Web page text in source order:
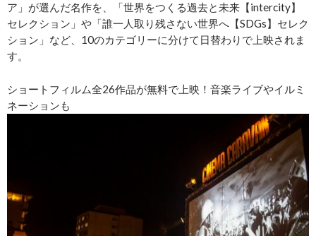
ア」が選んだ名作を、「世界をつくる過去と未来【intercity】
セレクション」や「誰一人取り残さない世界へ【SDGs】セレク
ション」など、10のカテゴリーに分けて日替わりで上映されま
す。
ショートフィルム全26作品が無料で上映！音楽ライブやイルミ
ネーションも